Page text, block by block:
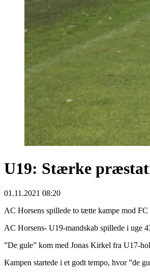
U19: Stærke
01.11.2021 08:20
AC Horsens spillede to tætte kampe mod
AC Horsens- U19-mandskab spillede i uge
”De gule” kom med Jonas Kirkel fra U17-
Kampen startede i et godt tempo, hvor ”de